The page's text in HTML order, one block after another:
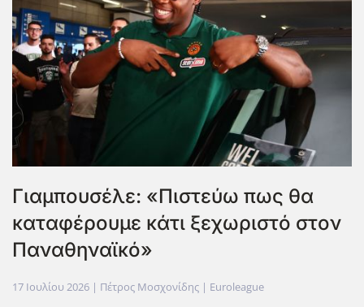
Γιαμπουσέλε: «Πιστεύω πως θα
καταφέρουμε κάτι ξεχωριστό στον
Παναθηναϊκό»
17 Ιουλίου 2026 | Πέτρος Μοσχονίδης | Euroleague